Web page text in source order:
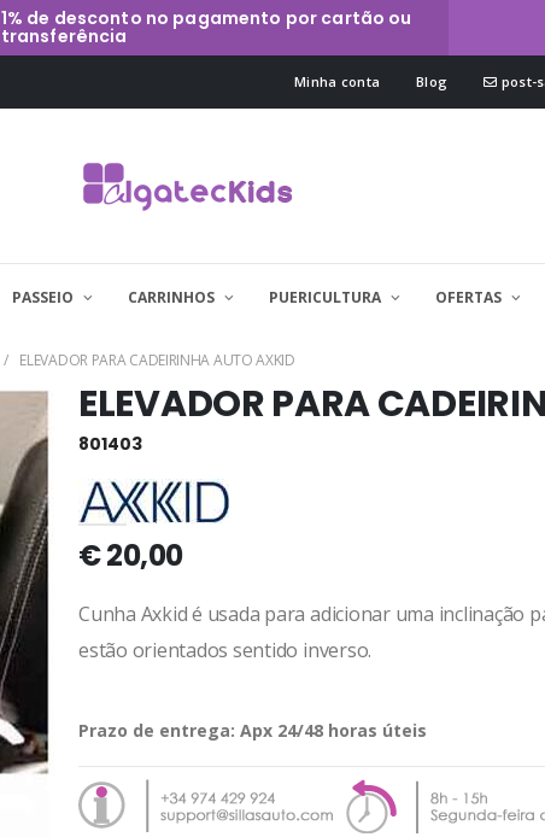
1% de desconto no pagamento por cartão ou
transferência
Minha conta Blog post-
PASSEIO CARRINHOS PUERICULTURA OFERTAS
ELEVADOR PARA CADEIRINHA AUTO AXKID
ELEVADOR PARA
801403
€ 20,00
Cunha Axkid é usada para adicionar uma inclinação
estão orientados sentido inverso.
Prazo de entrega: Apx 24/48 horas úteis